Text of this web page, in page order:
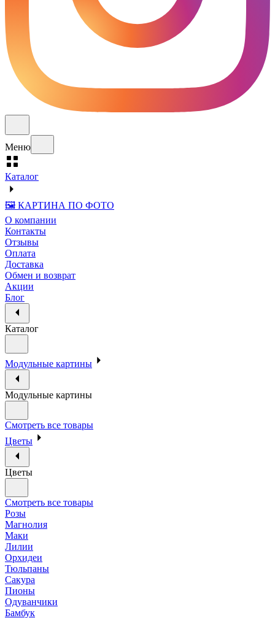
Меню
Каталог
🖼️ КАРТИНА ПО ФОТО
О компании
Контакты
Отзывы
Оплата
Доставка
Обмен и возврат
Акции
Блог
Каталог
Модульные картины
Модульные картины
Смотреть все товары
Цветы
Цветы
Смотреть все товары
Розы
Магнолия
Маки
Лилии
Орхидеи
Тюльпаны
Сакура
Пионы
Одуванчики
Бамбук